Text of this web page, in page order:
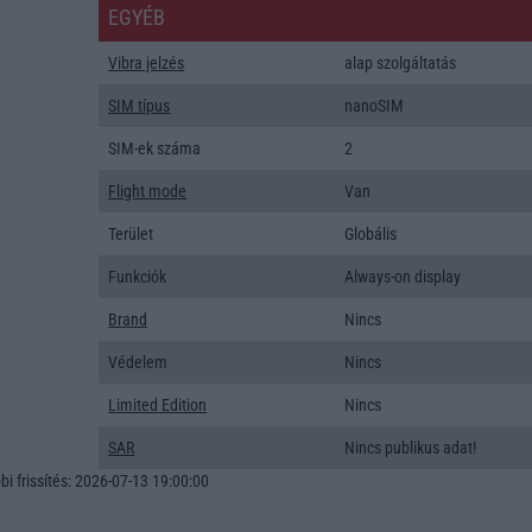
EGYÉB
Vibra jelzés alap szolgáltatás
SIM típus nanoSIM
SIM-ek száma 2
Flight mode Van
Terület Globális
Funkciók Always-on display
Brand Nincs
Védelem Nincs
Limited Edition Nincs
SAR
Nincs publikus adat!
frissítés: 2026-07-13 19:00:00